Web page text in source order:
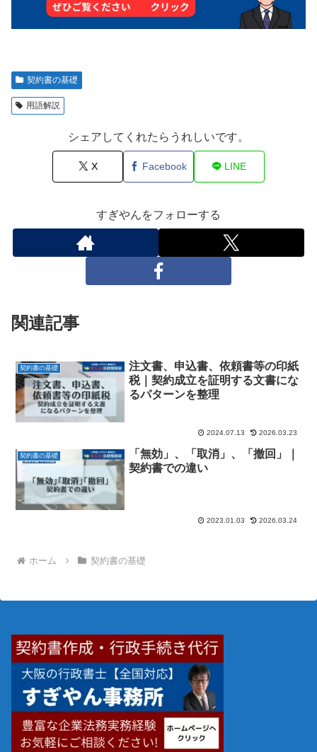
契約書の基礎
用語解説
シェアしてくれたらうれしいです。
X Facebook LINE
すぎやんをフォローする
関連記事
契約書の基礎
注文書、申込書、依頼書等の印紙
税｜契約成立を証明する文書にな
るパターンを整理
2024.07.13 2026.03.23
契約書の基礎
「無効」、「取消」、「撤回」｜
契約書での違い
2023.01.03 2026.03.24
ホーム 契約書の基礎